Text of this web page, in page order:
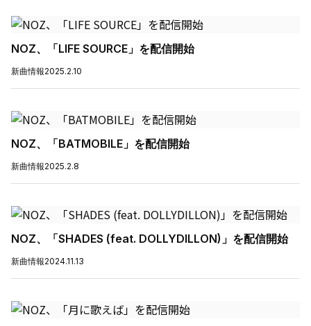
NOZ、「LIFE SOURCE」を配信開始
新曲情報2025.2.10
NOZ、「BATMOBILE」を配信開始
新曲情報2025.2.8
NOZ、「SHADES (feat. DOLLYDILLON)」を配信開始
新曲情報2024.11.13